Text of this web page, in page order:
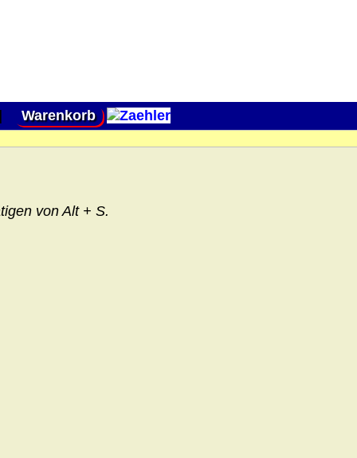
Warenkorb
von Alt + S.